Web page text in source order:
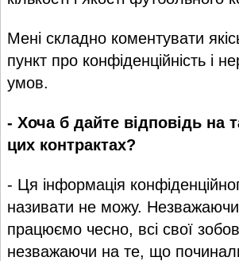
Мені складно коментувати
пункт про конфіденційність і
умов.
- Хоча б дайте відповідь на
цих контрактах?
- Ця інформація
називати не можу.
працюємо чесно, всі свої
незважаючи на те, що